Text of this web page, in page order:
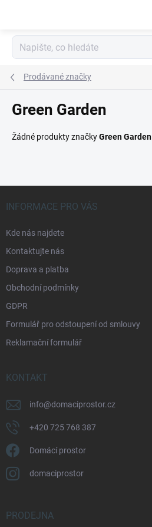
Prodávané značky
Green Garden
Žádné produkty značkyGreen Garden
INFORMACE PRO VÁS
Kde nás najdete
Kontaktujte nás
Doprava a platba
Obchodní podmínky
GDPR
Formulář pro odstoupení od smlouvy
Reklamační formulář
KONTAKT
info@domaciprostor.cz
+420 725 768 387
Domácí prostor
domaciprostor
PRODEJNA